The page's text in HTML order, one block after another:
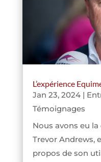
L’expérience
Jan 23, 2024|
Témoignages
Nous avons eu
Trevor Andrews,
propos de son